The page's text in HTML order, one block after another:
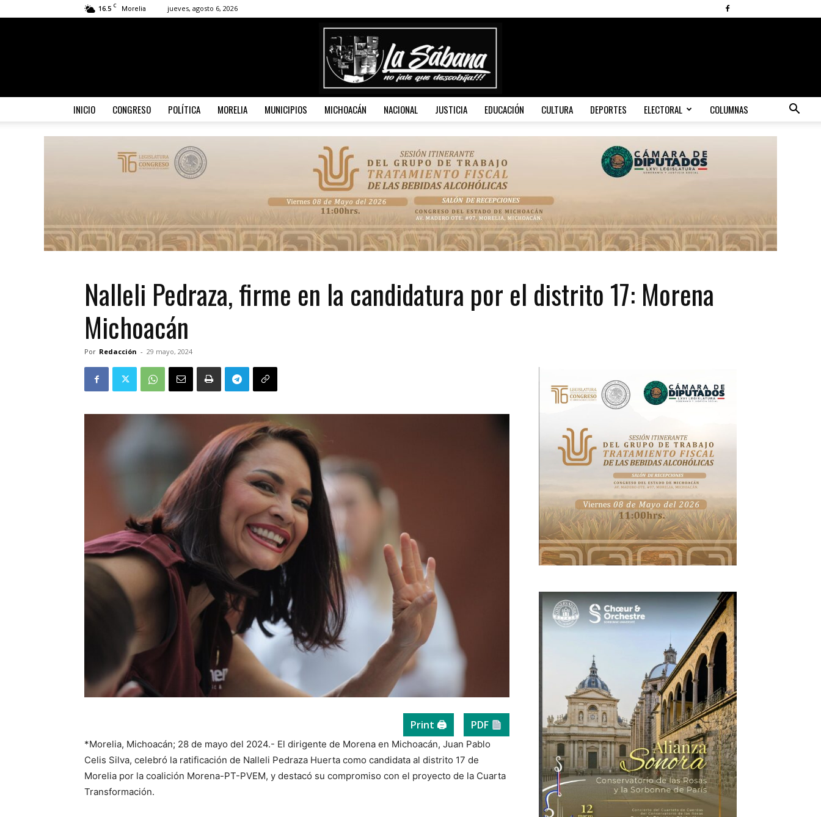
16.5 C Morelia jueves, agosto 6, 2026
Sábana
INICIO CONGRESO POLÍTICA MORELIA MUNICIPIOS MICHOACÁN NACIONAL JUSTICIA EDUCACIÓN CULTURA DEPORTES ELECTORAL COLUMNAS
Nalleli Pedraza, firme en la candidatura por el distrito 17: Morena
Michoacán
Por Redacción - 29 mayo, 2024
Print 🖨 PDF
*Morelia, Michoacán; 28 de mayo del 2024.- El dirigente de Morena en Michoacán, Juan Pablo
Celis Silva, celebró la ratificación de Nalleli Pedraza Huerta como candidata al distrito 17 de
Morelia por la coalición Morena-PT-PVEM, y destacó su compromiso con el proyecto de la Cuarta
Transformación.